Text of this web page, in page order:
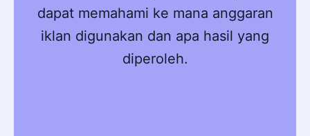
dapat memahami ke mana anggaran
iklan digunakan dan apa hasil yang
diperoleh.